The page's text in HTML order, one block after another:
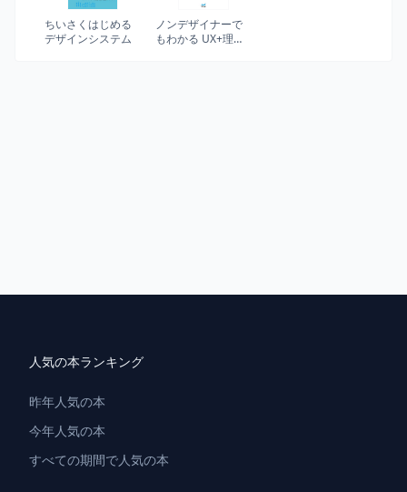
ちいさくはじめる
デザインシステム
ノンデザイナーで
もわかる UX+理論
人気の本ランキング
昨年人気の本
今年人気の本
すべての期間で人気の本